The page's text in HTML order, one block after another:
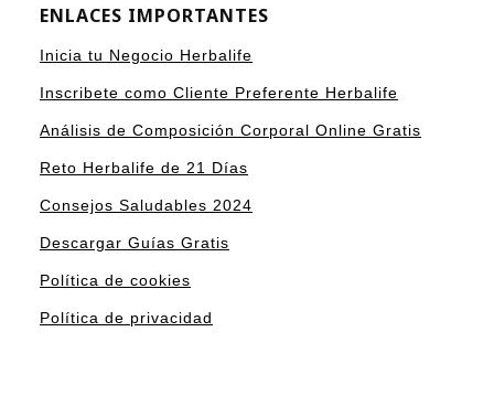
ENLACES IMPORTANTES
Inicia tu Negocio Herbalife
Inscribete como Cliente Preferente Herbalife
Análisis de Composición Corporal Online Gratis
Reto Herbalife de 21 Días
Consejos Saludables 2024
Descargar Guías Gratis
Política de cookies
Política de privacidad